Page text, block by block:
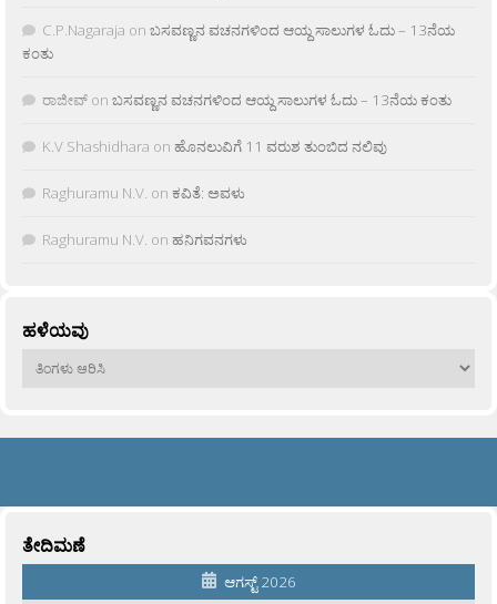
C.P.Nagaraja on ಬಸವಣ್ಣನ ವಚನಗಳಿಂದ ಆಯ್ದ ಸಾಲುಗಳ ಓದು – 13ನೆಯ
ಕಂತು
ರಾಜೀವ್ on ಬಸವಣ್ಣನ ವಚನಗಳಿಂದ ಆಯ್ದ ಸಾಲುಗಳ ಓದು – 13ನೆಯ ಕಂತು
K.V Shashidhara on ಹೊನಲುವಿಗೆ 11 ವರುಶ ತುಂಬಿದ ನಲಿವು
Raghuramu N.V. on ಕವಿತೆ: ಅವಳು
Raghuramu N.V. on ಹನಿಗವನಗಳು
ಹಳೆಯವು
ಹಳೆಯವು
ತೇದಿಮಣೆ
ಆಗಸ್ಟ್ 2026